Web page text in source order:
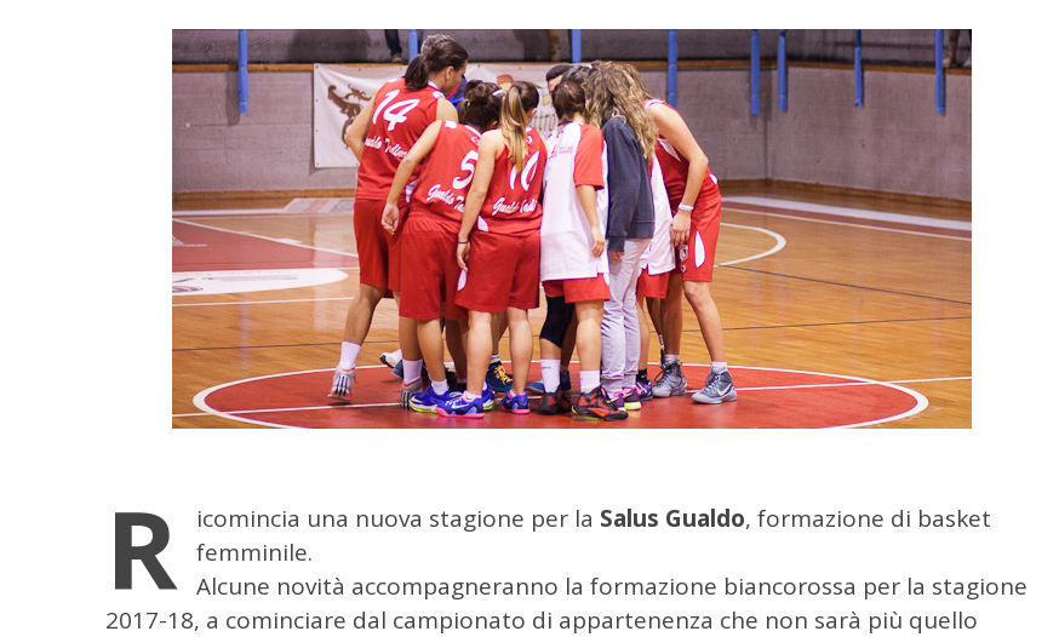
R icomincia una nuova stagione per la Salus Gualdo, formazione di basket
femminile.
Alcune novità accompagneranno la formazione biancorossa per la stagione
2017-18, a cominciare dal campionato di appartenenza che non sarà più quello